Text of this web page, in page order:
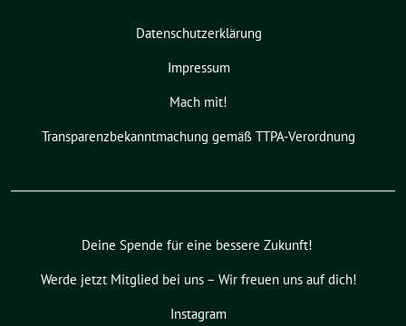
Datenschutzerklärung
Impressum
Mach mit!
Transparenzbekanntmachung gemäß TTPA-Verordnung
Deine Spende für eine bessere Zukunft!
Werde jetzt Mitglied bei uns – Wir freuen uns auf dich!
Instagram